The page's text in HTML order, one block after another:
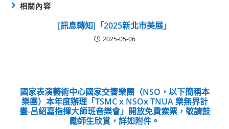
相關內容
[訊息轉知]「2025新北市美展」
2025-05-06
國家表演藝術中心國家交響樂團（NSO，以下簡稱本
樂團）本年度辦理「TSMC x NSOx TNUA 樂無界計
畫-呂紹嘉指揮大師班音樂會」開放免費索票，敬請鼓
勵師生欣賞，詳如附件。